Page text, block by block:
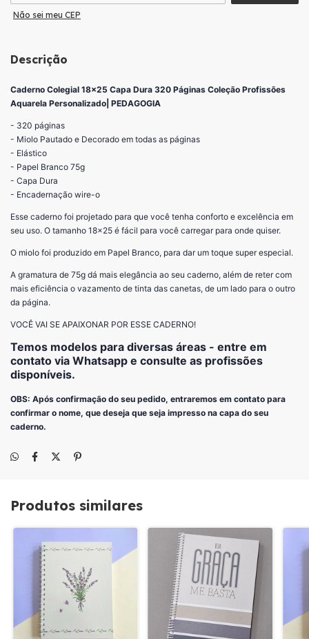
Não sei meu CEP
Descrição
Caderno Colegial 18x25 Capa Dura 320 Páginas Coleção Profissões
Aquarela Personalizado | PEDAGOGIA
- 320 páginas
- Miolo Pautado e Decorado em todas as páginas
- Elástico
- Papel Branco 75g
- Capa Dura
- Encadernação wire-o
Esse caderno foi projetado para que você tenha conforto e excelência em
seu uso. O tamanho 18x25 é fácil para você carregar para onde quiser.
O miolo foi produzido em Papel Branco, para dar um toque super especial.
A gramatura de 75g dá mais elegância ao seu caderno, além de reter com
mais eficiência o vazamento de tinta das canetas, de um lado para o outro
da página.
VOCÊ VAI SE APAIXONAR POR ESSE CADERNO!
Temos modelos para diversas áreas - entre em
contato via Whatsapp e consulte as profissões
disponíveis.
OBS: Após confirmação do seu pedido, entraremos em contato para
confirmar o nome, que deseja que seja impresso na capa do seu
caderno.
Produtos similares